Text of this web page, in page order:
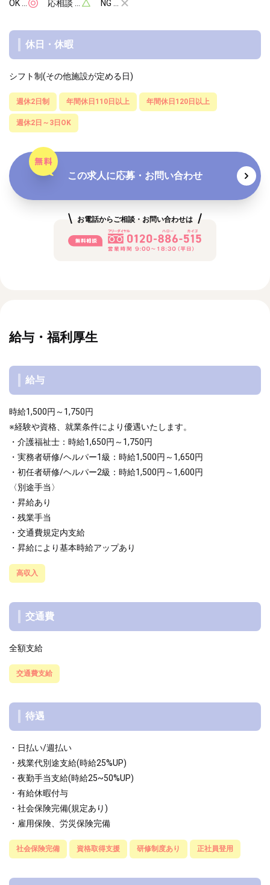
OK … 応相談 … NG …
休日・休暇
シフト制(その他施設が定める日)
週休2日制 年間休日110日以上 年間休日120日以上
週休2日～3日OK
この求人に応募・お問い合わせ
お電話からご相談・お問い合わせは
給与・福利厚生
給与
時給1,500円～1,750円
※経験や資格、就業条件により優遇いたします。
・介護福祉士：時給1,650円～1,750円
・実務者研修/ヘルパー1級：時給1,500円～1,650円
・初任者研修/ヘルパー2級：時給1,500円～1,600円
〈別途手当〉
・昇給あり
・残業手当
・交通費規定内支給
・昇給により基本時給アップあり
高収入
交通費
全額支給
交通費支給
待遇
・日払い/週払い
・残業代別途支給(時給25%UP)
・夜勤手当支給(時給25~50%UP)
・有給休暇付与
・社会保険完備(規定あり)
・雇用保険、労災保険完備
社会保険完備 資格取得支援 研修制度あり 正社員登用